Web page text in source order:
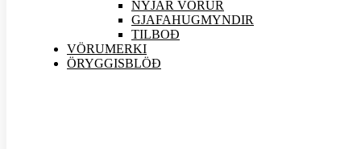
NÝJAR VÖRUR
GJAFAHUGMYNDIR
TILBOÐ
VÖRUMERKI
ÖRYGGISBLÖÐ